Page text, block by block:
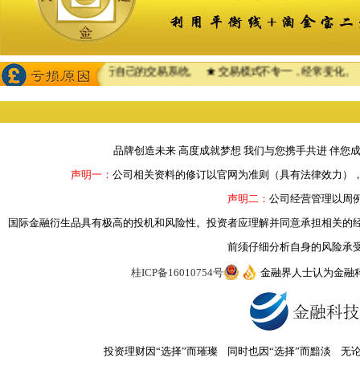
持重复执行自己的交易系统。 ★ 交易模式不专一，经常变化。 ★
品牌创造未来 高度成就梦想 我们与您携手共进 伴您
声明一： 公司相关资料的修订以官网为准则（具有法律效力
声明二： 公司经营管理以周
国际金融衍生品具有极高的投机和风险性。投资者应理解并同意承担相关
前须仔细分析自身的风险承
桂ICP备16010754号 金融界人士认为金
投资理财因“选择”而璀璨 同时也因“选择”而黯淡 无